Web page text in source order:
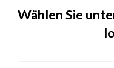
Wählen Sie